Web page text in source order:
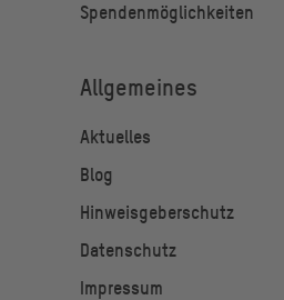
Spendenmöglichkeiten
Allgemeines
Aktuelles
Blog
Hinweisgeberschutz
Datenschutz
Impressum